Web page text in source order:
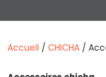
Accueil / CHICHA /